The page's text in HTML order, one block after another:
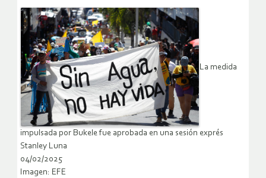
La medida
impulsada por Bukele fue aprobada en una sesión exprés
Stanley Luna
04/02/2025
Imagen: EFE